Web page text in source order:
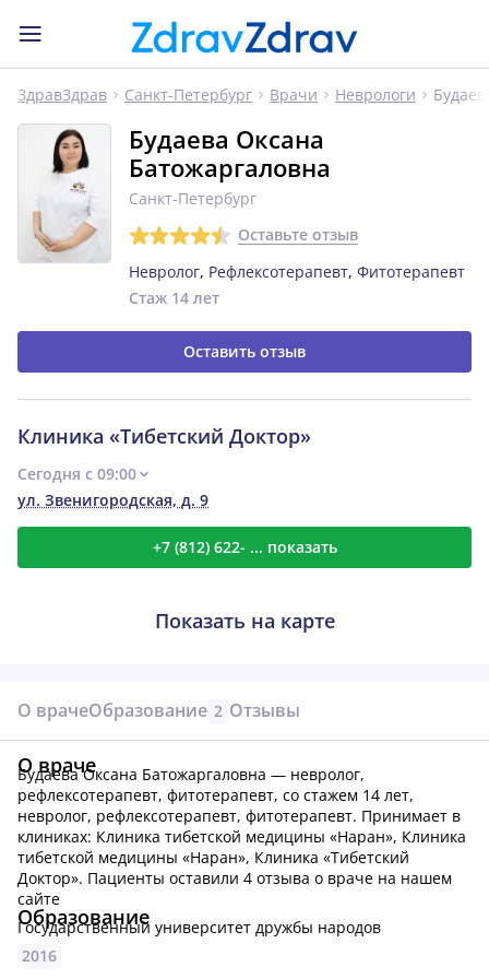
ЗдравЗдрав Санкт-Петербург Врачи Неврологи
Будаева Оксана
Батожаргаловна
Санкт-Петербург
Оставьте отзыв
Невролог, Рефлексотерапевт, Фитотерапевт
Стаж 14 лет
Оставить отзыв
Клиника «Тибетский Доктор»
Сегодня с 09:00
ул. Звенигородская, д. 9
+7 (812) 622- ... показать
Показать на карте
О врачеОбразование 2 Отзывы
О враче
Будаева Оксана Батожаргаловна — невролог,
рефлексотерапевт, фитотерапевт, со стажем 14 лет,
невролог, рефлексотерапевт, фитотерапевт. Принимает в
клиниках: Клиника тибетской медицины «Наран», Клиника
тибетской медицины «Наран», Клиника «Тибетский
Доктор». Пациенты оставили 4 отзыва о враче на нашем
сайте
Образование
Государственный университет дружбы народов
2016